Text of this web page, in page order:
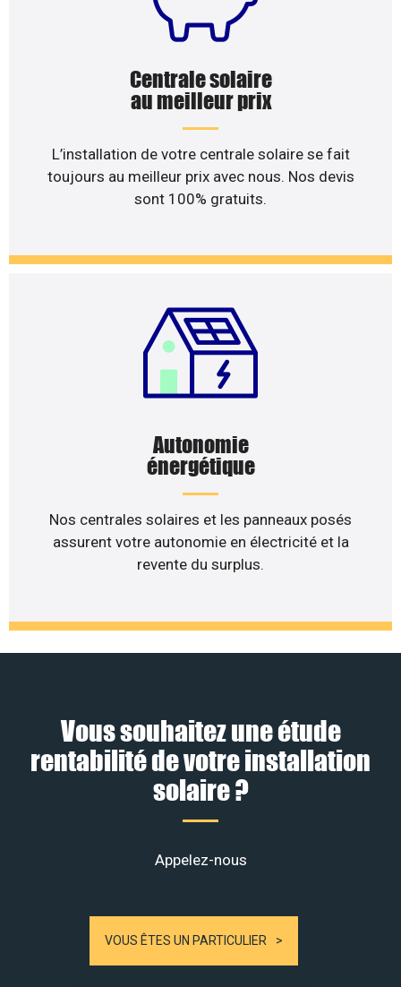
Centrale solaire
au meilleur prix
L’installation de votre centrale solaire se fait
toujours au meilleur prix avec nous. Nos devis
sont 100% gratuits.
Autonomie
énergétique
Nos centrales solaires et les panneaux posés
assurent votre autonomie en électricité et la
revente du surplus.
Vous souhaitez une étude
rentabilité de votre installation
solaire ?
Appelez-nous
VOUS ÊTES UN PARTICULIER